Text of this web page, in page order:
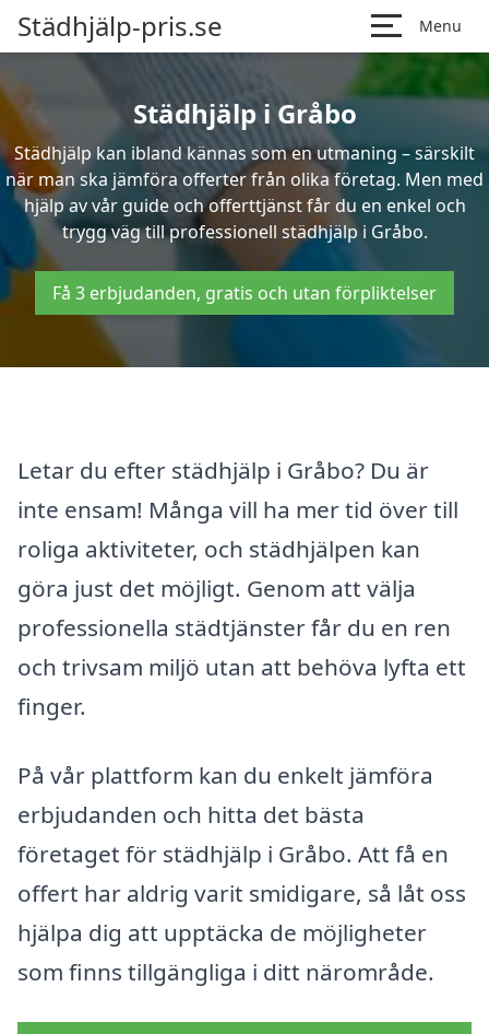
Städhjälp-pris.se Menu
Städhjälp i Gråbo
Städhjälp kan ibland kännas som en utmaning – särskilt
när man ska jämföra offerter från olika företag. Men med
hjälp av vår guide och offerttjänst får du en enkel och
trygg väg till professionell städhjälp i Gråbo.
Få 3 erbjudanden, gratis och utan förpliktelser
Letar du efter städhjälp i Gråbo? Du är
inte ensam! Många vill ha mer tid över till
roliga aktiviteter, och städhjälpen kan
göra just det möjligt. Genom att välja
professionella städtjänster får du en ren
och trivsam miljö utan att behöva lyfta ett
finger.
På vår plattform kan du enkelt jämföra
erbjudanden och hitta det bästa
företaget för städhjälp i Gråbo. Att få en
offert har aldrig varit smidigare, så låt oss
hjälpa dig att upptäcka de möjligheter
som finns tillgängliga i ditt närområde.